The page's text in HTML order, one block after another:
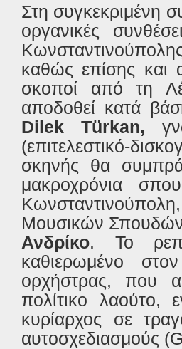
Στη συγκεκριμένη
οργανικές
καθώς επίσης και
σκοποί από τη
αποδοθεί κατά
Dilek Türkan,
(επιτελεστικό-
σκηνής θα
μακροχρόνια
Μουσικών Σπουδών
Ανδρίκο. Το
καθιερωμένο
ορχήστρας, που
πολίτικο
κυρίαρχος σε
αυτοσχεδιασμούς